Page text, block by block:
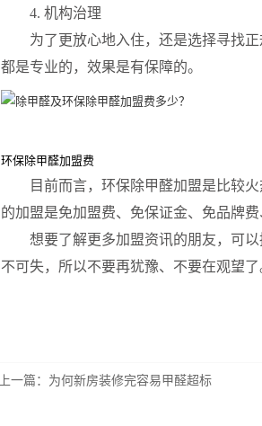
4. 机构治理
为了更放心地入住，还是选择寻找
都是专业的，效果是有保障的。
环保除甲醛加盟费
目前而言，环保除甲醛加盟是比较
的加盟是免加盟费、免保证金、免品牌费
想要了解更多加盟资讯的朋友，可
不可失，所以不要再犹豫、不要在观望了
上一篇： 为何新房装修完容易甲醛超标